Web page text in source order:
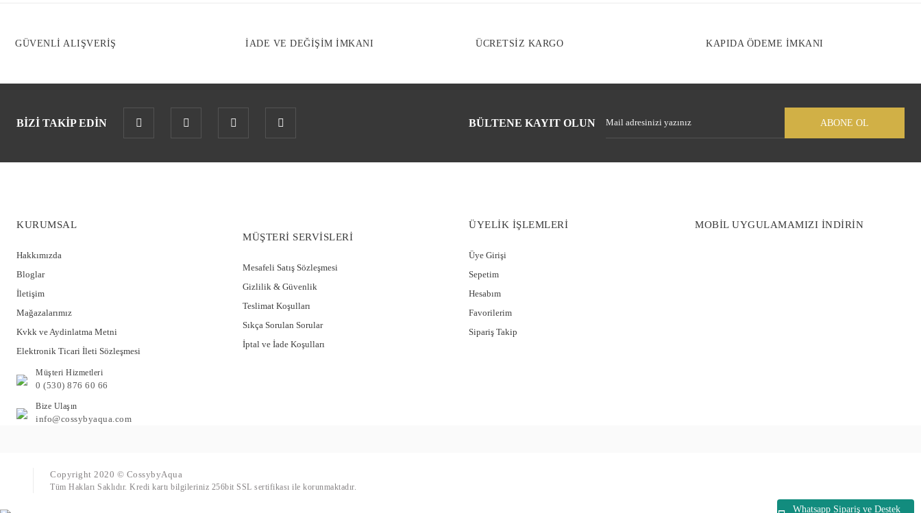
Whatsapp Sipariş ve Destek
GÜVENLİ ALIŞVERİŞ İADE VE DEĞİŞİM İMKANI ÜCRETSİZ KARGO KAPIDA ÖDEME İMKANI
BİZİ TAKİP EDİN BÜLTENE KAYIT OLUN ABONE OL
KURUMSAL
Hakkımızda
Bloglar
İletişim
Mağazalarımız
Kvkk ve Aydinlatma Metni
Elektronik Ticari İleti Sözleşmesi
MÜŞTERİ SERVİSLERİ
Mesafeli Satış Sözleşmesi
Gizlilik & Güvenlik
Teslimat Koşulları
Sıkça Sorulan Sorular
İptal ve İade Koşulları
ÜYELİK İŞLEMLERİ
Üye Girişi
Sepetim
Hesabım
Favorilerim
Sipariş Takip
MOBİL UYGULAMAMIZI İNDİRİN
Müşteri Hizmetleri
0 (530) 876 60 66
Bize Ulaşın
info@cossybyaqua.com
Copyright 2020 © CossybyAqua
Tüm Hakları Saklıdır. Kredi kartı bilgileriniz 256bit SSL sertifikası ile korunmaktadır.